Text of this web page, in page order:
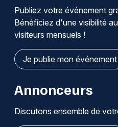
Publiez votre événement
Bénéficiez d'une visibilité
visiteurs mensuels !
Je publie mon événement
Annonceurs
Discutons ensemble de